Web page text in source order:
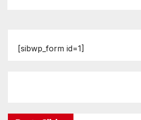
[sibwp_form id=1]